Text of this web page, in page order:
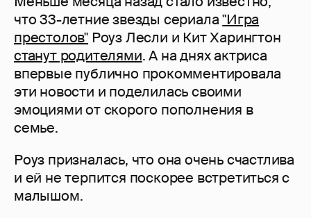
что 33-летние звезды сериала"Игра
престолов" Роуз Лесли и Кит Харингтон
станут родителями. А на днях актриса
впервые публично прокомментировала
эти новости и поделилась своими
эмоциями от скорого пополнения в
семье.
Роуз призналась, что она очень счастлива
и ей не терпится поскорее встретиться с
малышом.